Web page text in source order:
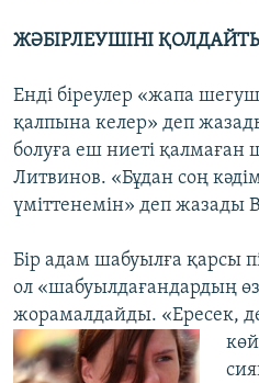
ЖӘБІРЛЕУШІНІ
Енді біреулер «жапа
қалпына келер» деп
болуға еш ниеті
Литвинов. «Бұдан соң
үміттенемін» деп
Бір адам шабуылға қарсы
ол «шабуылдағандардың
жорамалдайды. «Ересек,